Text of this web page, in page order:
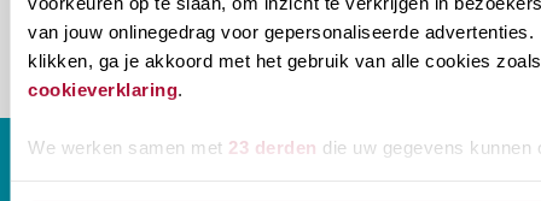
van jouw onlinegedrag voor gepersonaliseerde advertenties.
klikken, ga je akkoord met het gebruik van alle cookies
cookieverklaring
We werken samen met 23 derden die uw gegevens kunnen